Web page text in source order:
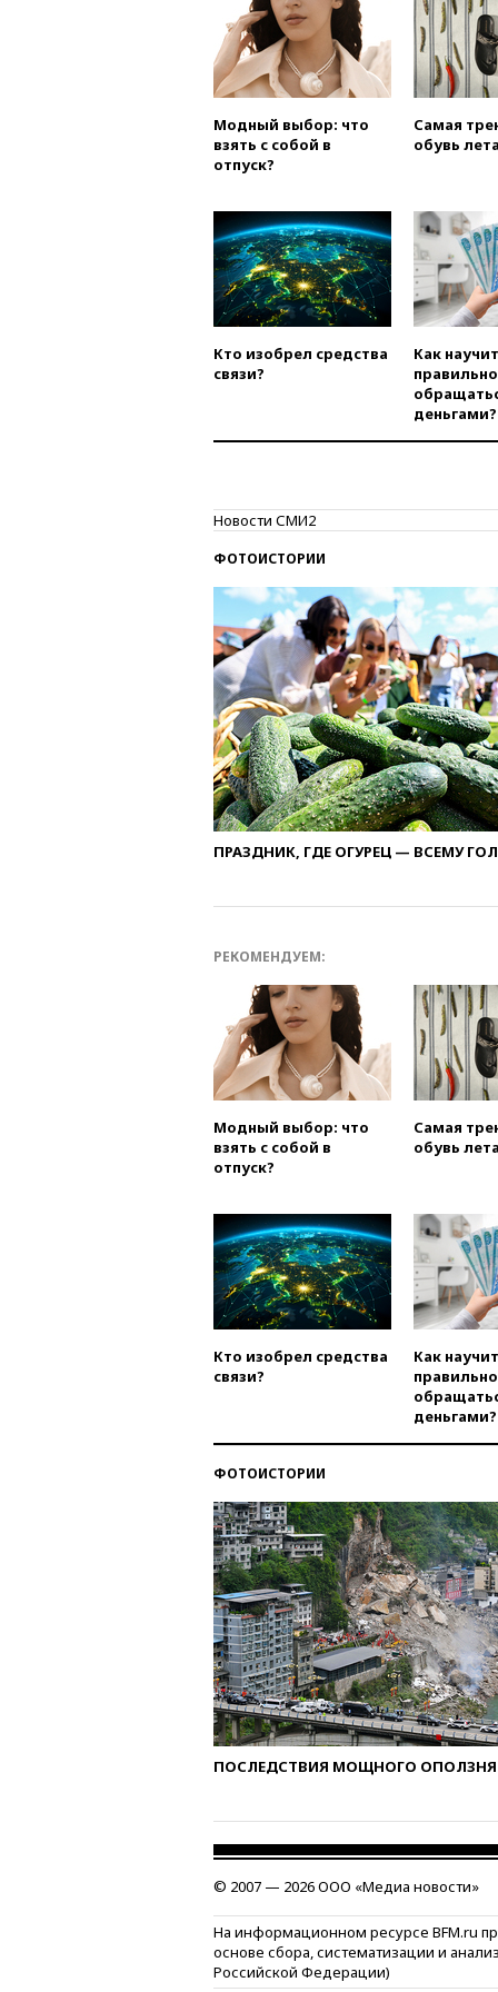
Модный выбор: что
взять с собой в
отпуск?
Самая
обувь
Кто изобрел средства
связи?
Как
правильно
деньгами?
Новости СМИ2
ФОТОИСТОРИИ
ПРАЗДНИК, ГДЕ ОГУРЕЦ — ВСЕМУ
РЕКОМЕНДУЕМ:
Модный выбор: что
взять с собой в
отпуск?
Самая
обувь
Кто изобрел средства
связи?
Как
правильно
деньгами?
ФОТОИСТОРИИ
ПОСЛЕДСТВИЯ МОЩНОГО ОПОЛЗНЯ
© 2007 — 2026 ООО «Медиа новости»
На информационном ресурсе BFM.ru
основе сбора, систематизации и
Российской Федерации)